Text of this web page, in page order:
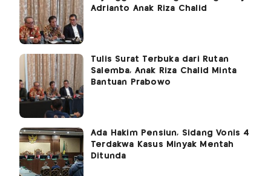
Adrianto Anak Riza Chalid
Tulis Surat Terbuka dari Rutan
Salemba, Anak Riza Chalid Minta
Bantuan Prabowo
Ada Hakim Pensiun, Sidang Vonis 4
Terdakwa Kasus Minyak Mentah
Ditunda